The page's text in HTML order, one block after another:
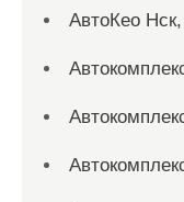
АвтоКео